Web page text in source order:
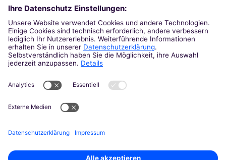
Telefon: 0241/6000 48 - 0 (Geschäftsstelle) / -3
(MAV-Rechtsberatung)
E-Mail: diag-mav@bistum-aachen.de
Telefon-Servicezeiten:
Montag: 09:00 - 15:30 Uhr
Mittwoch: 14:00 - 17:00 Uhr
Donnerstag: 09:00 - 15:30 Uhr
Freitag: 09:00 - 12:00 Uhr
Am 19.8.2026 findet keine Rechtsberatung statt.